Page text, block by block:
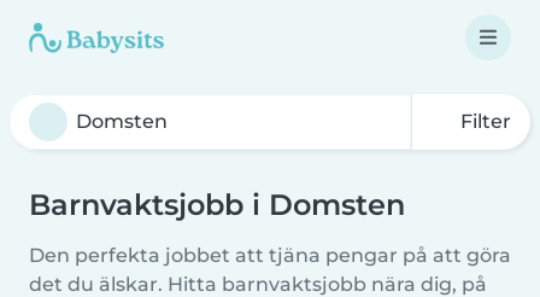
Filter
Barnvaktsjobb i Domsten
Den perfekta jobbet att tjäna pengar på att göra
det du älskar. Hitta barnvaktsjobb nära dig, på